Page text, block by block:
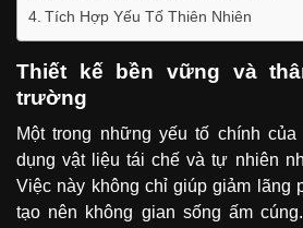
Tích Hợp Yếu Tố Thiên Nhiên
Thiết kế bền vững và
trường
Một trong những yếu tố chính
dụng vật liệu tái chế và tự nhiên
Việc này không chỉ giúp giảm lãng
tạo nên không gian sống ấm